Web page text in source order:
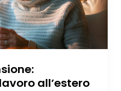
all’estero